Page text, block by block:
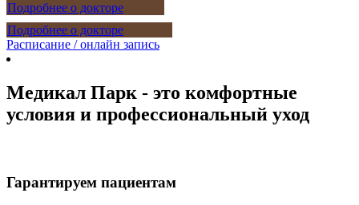
Подробнее о докторе
Подробнее о докторе
Расписание / онлайн запись
Медикал Парк - это комфортные
условия и профессиональный уход
Гарантируем пациентам